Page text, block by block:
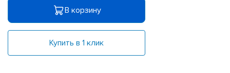
В корзину
Купить в 1 клик